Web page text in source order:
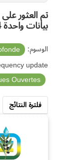
تم العثور
بيانات واحدة 4
الوسوم:
update:
Ouvertes
فلترة النتائج